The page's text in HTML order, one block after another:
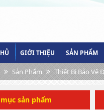
GIỚI THIỆU SẢN PHẨM
Sản Phẩm Thiết Bị Bảo Vệ
sản phẩm